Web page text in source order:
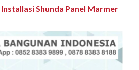
Shunda Panel Marmer